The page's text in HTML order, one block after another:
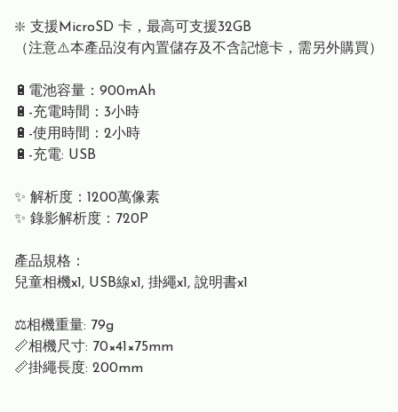
❇️ 支援MicroSD 卡，最高可支援32GB
（注意⚠️本產品沒有內置儲存及不含記憶卡，需另外購買）
🔋電池容量：900mAh
🔋-充電時間：3小時
🔋-使用時間：2小時
🔋-充電: USB
✨ 解析度：1200萬像素
✨ 錄影解析度：720P
產品規格：
兒童相機x1, USB線x1, 掛繩x1, 說明書x1
⚖️相機重量: 79g
📏相機尺寸: 70×41×75mm
📏掛繩長度: 200mm